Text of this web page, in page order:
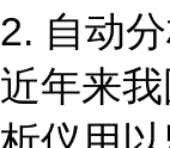
2. 自动
近年来